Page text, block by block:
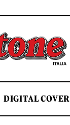
Italia
DIGITAL COVER